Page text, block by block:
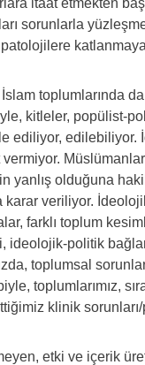
itaat etmekten
sorunlarla
toplumlarında
kitleler, popülist-
ediliyor, edilebiliyor.
yanlış olduğuna
veriliyor.
farklı toplum
ideolojik-politik
toplumsal
toplumlarımız,
klinik
etki ve içerik